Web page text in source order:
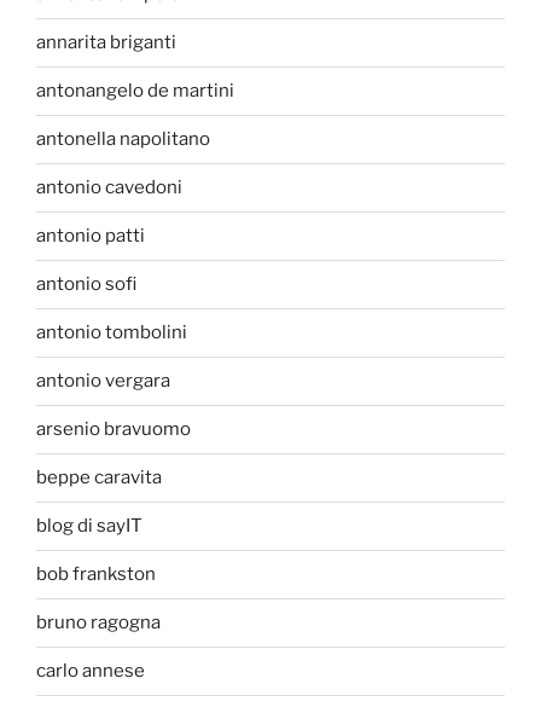
annarita briganti
antonangelo de martini
antonella napolitano
antonio cavedoni
antonio patti
antonio sofi
antonio tombolini
antonio vergara
arsenio bravuomo
beppe caravita
blog di sayIT
bob frankston
bruno ragogna
carlo annese